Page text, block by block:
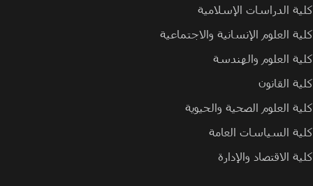
كلية الدراسات الإسلامية
كلية العلوم الإنسانية والاجتماعية
كلية العلوم والهندسة
كلية القانون
كلية العلوم الصحية والحيوية
كلية السياسات العامة
كلية الاقتصاد والإدارة